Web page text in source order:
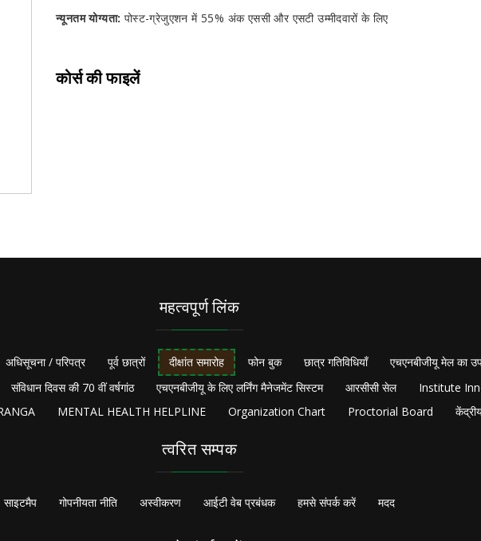
न्यूनतम योग्यता: पोस्ट-ग्रेजुएशन में 55% अंक एससी और एसटी उम्मीदवारों के लिए
कोर्स की फाइलें
महत्वपूर्ण लिंक
अधिसूचना / परिपत्र पूर्व छात्रों दीक्षांत समारोह फोन बुक छात्र गतिविधियाँ एचएनबीजीयू मेल का
संविधान दिवस की 70 वीं वर्षगांठ एचएनबीजीयू के लिए लर्निंग मैनेजमेंट सिस्टम आरसीसी सेल Institute
MENTAL HEALTH HELPLINE Organization Chart Proctorial Board
त्वरित सम्पक
साइटमैप गोपनीयता नीति अस्वीकरण आईटी वेब प्रबंधक हमसे संपर्क करें मदद